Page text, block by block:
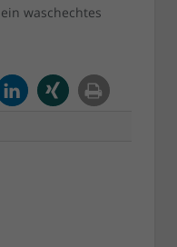
waschechtes